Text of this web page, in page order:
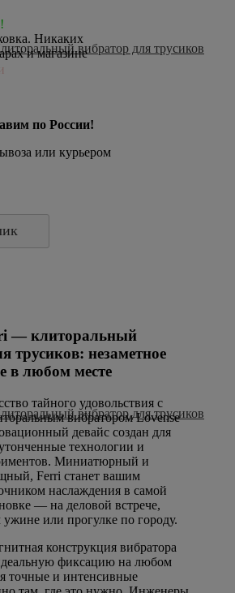
Никаких
и магазине
по России!
или курьером
— клиторальный
трусиков: незаметное
в любом месте
тайного удовольствия с
вибратором Lovense
девайс создан для
технологии и
Миниатюрный и
Ferri станет вашим
наслаждения в самой
— на деловой встрече,
или прогулке по городу.
конструкция вибратора
фиксацию на любом
точные и интенсивные